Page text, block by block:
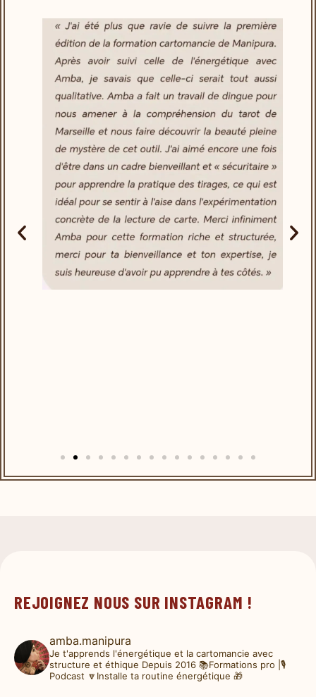
REJOIGNEZ NOUS SUR INSTAGRAM !
amba.manipura
Je t'apprends l'énergétique et la cartomancie avec
structure et éthique Depuis 2016 📚Formations pro |🎙️
Podcast 🔽Installe ta routine énergétique 🎁